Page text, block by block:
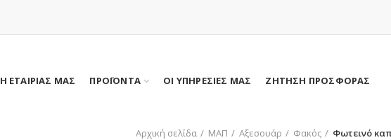
Η ΕΤΑΙΡΙΑΣ ΜΑΣ ΠΡΟΪΟΝΤΑ ΟΙ ΥΠΗΡΕΣΙΕΣ ΜΑΣ ΖΗΤΗΣΗ ΠΡΟΣΦΟΡΑΣ
Αρχική σελίδα ΜΑΠ Αξεσουάρ Φακός Φωτεινό